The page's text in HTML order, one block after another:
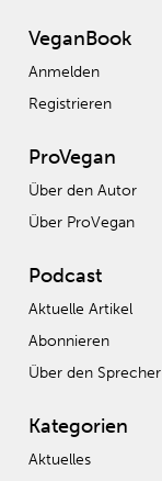
VeganBook
Anmelden
Registrieren
ProVegan
Über den Autor
Über ProVegan
Podcast
Aktuelle Artikel
Abonnieren
Über den Sprecher
Kategorien
Aktuelles